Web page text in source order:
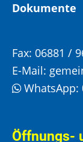
Dokumente
Fax: 06881 /
E-Mail:
WhatsApp:
Öffnungs-